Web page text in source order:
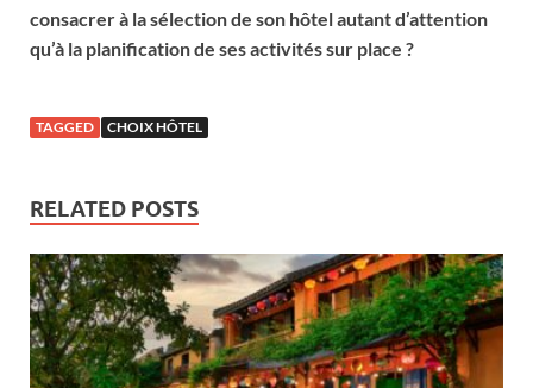
consacrer à la sélection de son hôtel autant d’attention
qu’à la planification de ses activités sur place ?
TAGGED CHOIX HÔTEL
RELATED POSTS